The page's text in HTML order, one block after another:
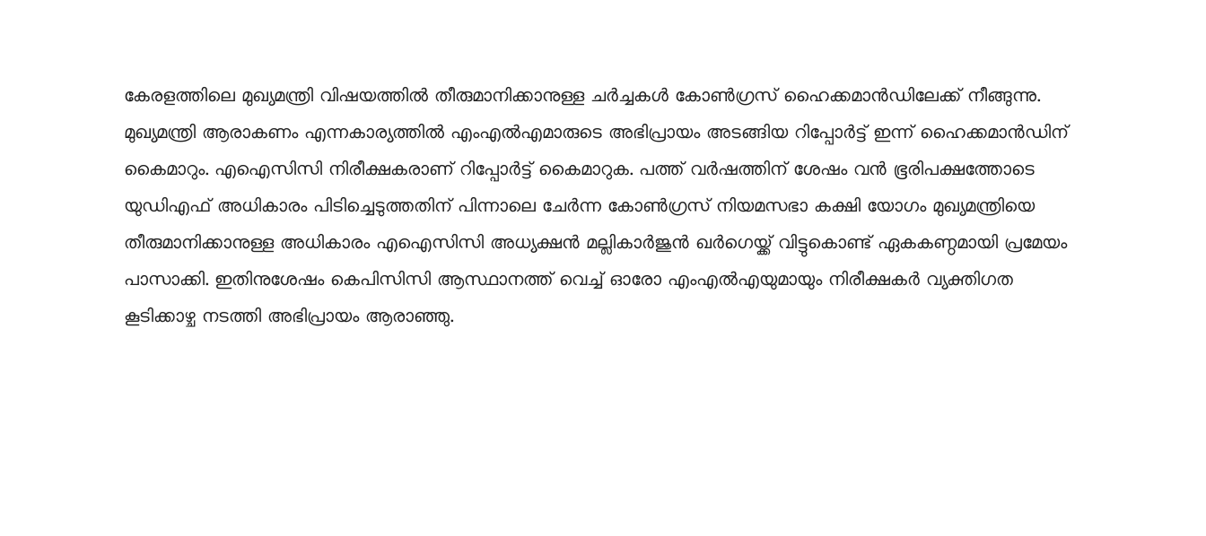
കേരളത്തിലെ മുഖ്യമന്ത്രി വിഷയത്തില്‍ തീരുമാനിക്കാനുള്ള ചർച്ചകൾ കോൺഗ്രസ് ഹൈക്കമാൻഡിലേക്ക് നീങ്ങുന്നു.
മുഖ്യമന്ത്രി ആരാകണം എന്നകാര്യത്തില്‍ എംഎല്‍എമാരുടെ അഭിപ്രായം അടങ്ങിയ റിപ്പോർട്ട് ഇന്ന് ഹൈക്കമാൻഡിന്
കൈമാറും. എഐസിസി നിരീക്ഷകരാണ് റിപ്പോർട്ട് കൈമാറുക. പത്ത് വർഷത്തിന് ശേഷം വൻ ഭൂരിപക്ഷത്തോടെ
യുഡിഎഫ് അധികാരം പിടിച്ചെടുത്തതിന് പിന്നാലെ ചേർന്ന കോൺഗ്രസ് നിയമസഭാ കക്ഷി യോഗം മുഖ്യമന്ത്രിയെ
തീരുമാനിക്കാനുള്ള അധികാരം എഐസിസി അധ്യക്ഷൻ മല്ലികാർജുൻ ഖർഗെയ്ക്ക് വിട്ടുകൊണ്ട് ഏകകണ്ഠമായി പ്രമേയം
പാസാക്കി. ഇതിനുശേഷം കെപിസിസി ആസ്ഥാനത്ത് വെച്ച് ഓരോ എംഎൽഎയുമായും നിരീക്ഷകർ വ്യക്തിഗത
കൂടിക്കാഴ്ച നടത്തി അഭിപ്രായം ആരാഞ്ഞു.